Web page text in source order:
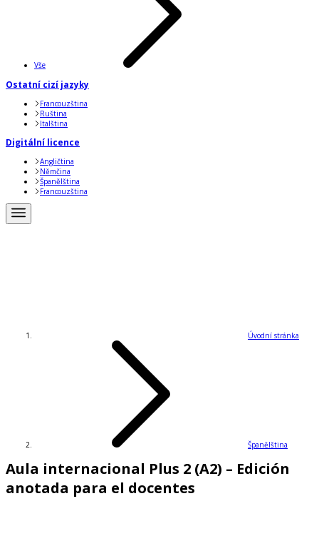
Vše
Ostatní cizí jazyky
Francouzština
Ruština
Italština
Digitální licence
Angličtina
Němčina
Španělština
Francouzština
Úvodní stránka
Španělština
Aula internacional Plus 2 (A2) – Edición
anotada para el docentes